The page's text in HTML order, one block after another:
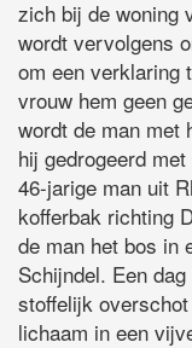
zich bij de woning
wordt vervolgens
om een verklaring
vrouw hem geen
wordt de man met
hij gedrogeerd
46-jarige man uit
kofferbak richting
de man het bos in
Schijndel. Een
stoffelijk
lichaam in een